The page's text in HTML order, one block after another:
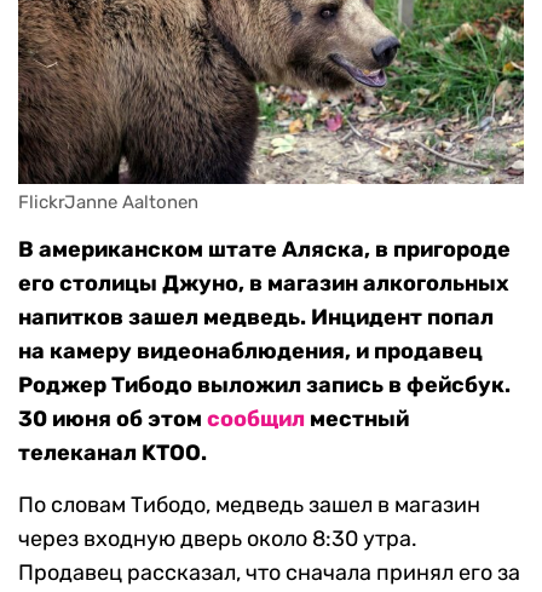
FlickrJanne Aaltonen
В американском штате Аляска, в пригороде
его столицы Джуно, в магазин алкогольных
напитков зашел медведь. Инцидент попал
на камеру видеонаблюдения, и продавец
Роджер Тибодо выложил запись в фейсбук.
30 июня об этом сообщил местный
телеканал KTOO.
По словам Тибодо, медведь зашел в магазин
через входную дверь около 8:30 утра.
Продавец рассказал, что сначала принял его за